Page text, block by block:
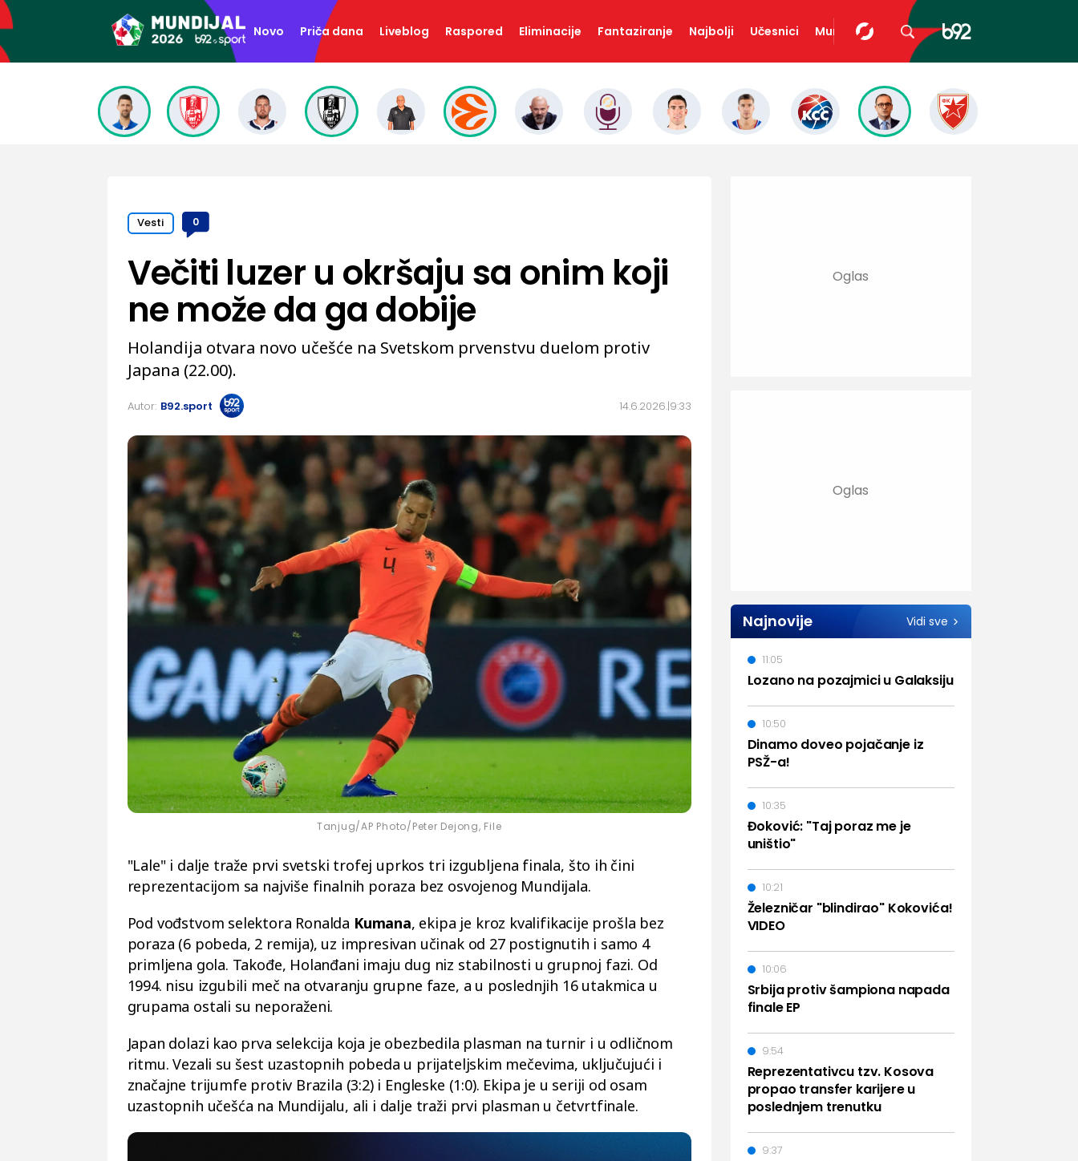
Novo Priča dana Liveblog Raspored Eliminacije Fantaziranje Najbolji Učesnici Mundopedija
Vesti 0
14.6.2026. 9:33
Večiti luzer u okršaju sa onim koji
ne može da ga dobije
Holandija otvara novo učešće na Svetskom prvenstvu duelom protiv
Japana (22.00).
Autor: B92.sport
Tanjug/AP Photo/Peter Dejong, File
"Lale" i dalje traže prvi svetski trofej uprkos tri izgubljena finala, što ih čini
reprezentacijom sa najviše finalnih poraza bez osvojenog Mundijala.
Pod vođstvom selektora Ronalda Kumana, ekipa je kroz kvalifikacije prošla bez
poraza (6 pobeda, 2 remija), uz impresivan učinak od 27 postignutih i samo 4
primljena gola. Takođe, Holanđani imaju dug niz stabilnosti u grupnoj fazi. Od
1994. nisu izgubili meč na otvaranju grupne faze, a u poslednjih 16 utakmica u
grupama ostali su neporaženi.
Japan dolazi kao prva selekcija koja je obezbedila plasman na turnir i u odličnom
ritmu. Vezali su šest uzastopnih pobeda u prijateljskim mečevima, uključujući i
značajne trijumfe protiv Brazila (3:2) i Engleske (1:0). Ekipa je u seriji od osam
uzastopnih učešća na Mundijalu, ali i dalje traži prvi plasman u četvrtfinale.
Najnovije Vidi sve
Lozano na pozajmici u Galaksiju
11:05
Dinamo doveo pojačanje iz
PSŽ-a!
10:50
Đoković: "Taj poraz me je
uništio"
10:35
Železničar "blindirao" Kokovića!
VIDEO
10:21
Srbija protiv šampiona napada
finale EP
10:06
Reprezentativcu tzv. Kosova
propao transfer karijere u
poslednjem trenutku
9:54
9:37